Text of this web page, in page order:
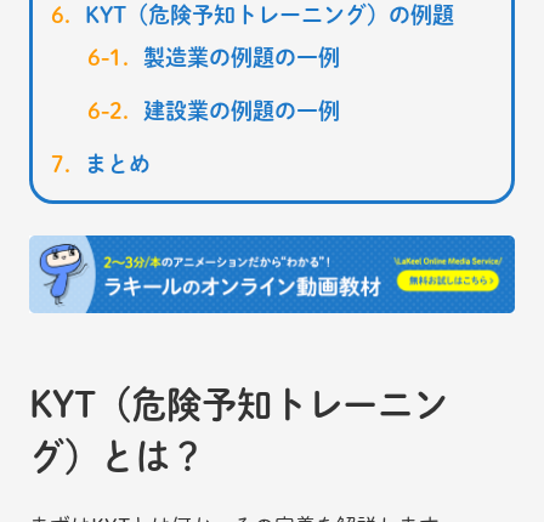
KYT（危険予知トレーニング）の例題
製造業の例題の一例
建設業の例題の一例
まとめ
KYT（危険予知トレーニン
グ）とは？